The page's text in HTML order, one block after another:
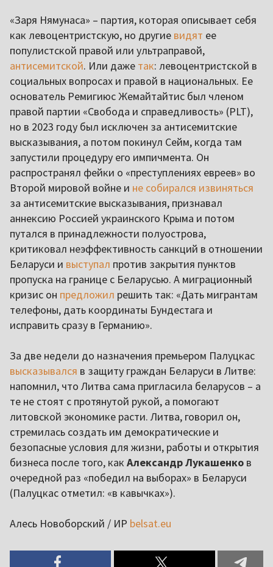
«Заря Нямунаса» – партия, которая описывает себя
как левоцентристскую, но другие видят ее
популистской правой или ультраправой,
антисемитской. Или даже так: левоцентристской в
социальных вопросах и правой в национальных. Ее
основатель Ремигиюс Жемайтайтис был членом
правой партии «Свобода и справедливость» (PLT),
но в 2023 году был исключен за антисемитские
высказывания, а потом покинул Сейм, когда там
запустили процедуру его импичмента. Он
распространял фейки о «преступлениях евреев» во
Второй мировой войне и не собирался извиняться
за антисемитские высказывания, признавал
аннексию Россией украинского Крыма и потом
путался в принадлежности полуострова,
критиковал неэффективность санкций в отношении
Беларуси и выступал против закрытия пунктов
пропуска на границе с Беларусью. А миграционный
кризис он предложил решить так: «Дать мигрантам
телефоны, дать координаты Бундестага и
исправить сразу в Германию».
За две недели до назначения премьером Палуцкас
высказывался в защиту граждан Беларуси в Литве:
напомнил, что Литва сама пригласила беларусов – а
те не стоят с протянутой рукой, а помогают
литовской экономике расти. Литва, говорил он,
стремилась создать им демократические и
безопасные условия для жизни, работы и открытия
бизнеса после того, как Александр Лукашенко в
очередной раз «победил на выборах» в Беларуси
(Палуцкас отметил: «в кавычках»).
Алесь Новоборский / ИР belsat.eu